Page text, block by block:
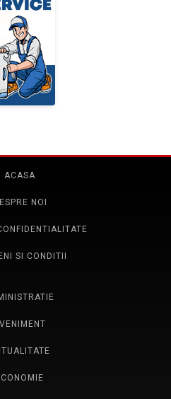
ACASA
NOI
SI CONDITII